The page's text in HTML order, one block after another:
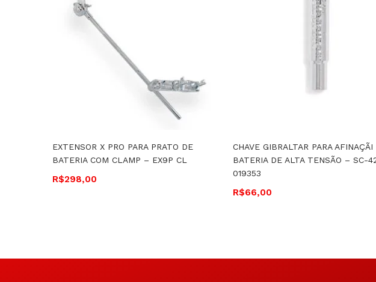
EXTENSOR X PRO PARA PRATO DE
BATERIA COM CLAMP – EX9P CL
R$298,00
CHAVE GIBRALTAR PARA AFINAÇÃI
BATERIA DE ALTA TENSÃO – SC-
019353
R$66,00